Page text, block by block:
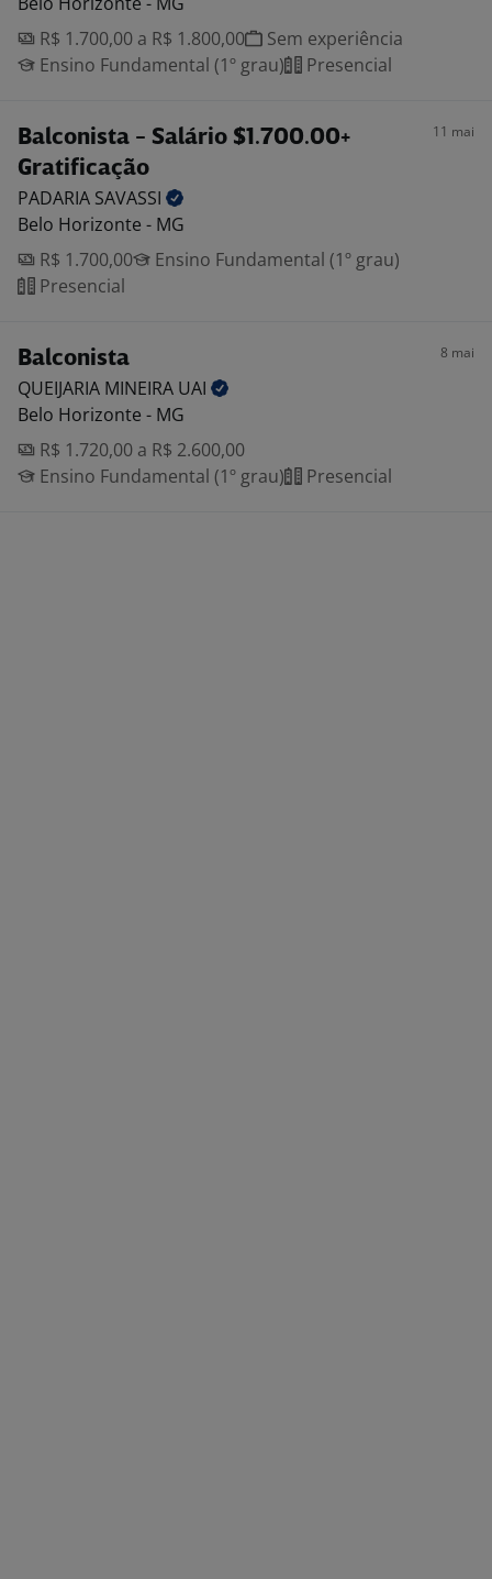
R$ 1.700,00 a R$ 1.800,00
Sem experiência
Ensino Fundamental (1º grau)
Presencial
Balconista - Salário $1.700.00+
Gratificação
11 mai
PADARIA SAVASSI
Belo Horizonte - MG
R$ 1.700,00
Ensino Fundamental (1º grau)
Presencial
Balconista 8 mai
QUEIJARIA MINEIRA UAI
Belo Horizonte - MG
R$ 1.720,00 a R$ 2.600,00
Ensino Fundamental (1º grau)
Presencial